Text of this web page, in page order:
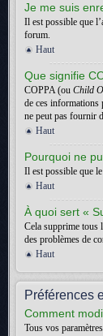
Je me suis
Il est possible que
forum.
Haut
Que signifie
COPPA (ou Child
de ces informations
ne peut pas fournir
Haut
Pourquoi ne
Il est possible que
Haut
À quoi sert «
Cela supprime tous
des problèmes de
Haut
Préférences
Comment
Tous vos